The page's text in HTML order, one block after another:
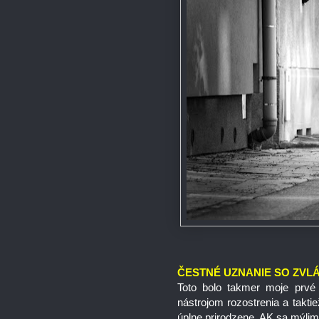
ČESTNÉ UZNANIE SO
Toto bolo takmer moje
nástrojom rozostrenia a